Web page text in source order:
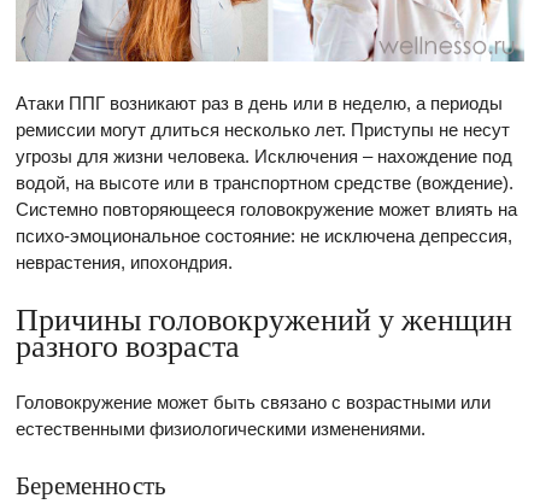
Атаки ППГ возникают раз в день или в неделю, а периоды
ремиссии могут длиться несколько лет. Приступы не несут
угрозы для жизни человека. Исключения – нахождение под
водой, на высоте или в транспортном средстве (вождение).
Системно повторяющееся головокружение может влиять на
психо-эмоциональное состояние: не исключена депрессия,
неврастения, ипохондрия.
Причины головокружений у женщин
разного возраста
Головокружение может быть связано с возрастными или
естественными физиологическими изменениями.
Беременность